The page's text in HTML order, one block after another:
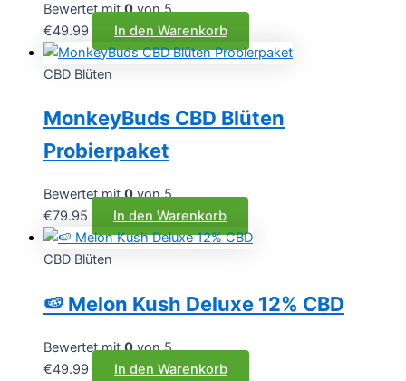
Bewertet mit0von 5
€49.99 In den Warenkorb
CBD Blüten
MonkeyBuds CBD Blüten
Probierpaket
Bewertet mit0von 5
€79.95 In den Warenkorb
CBD Blüten
🍉 Melon Kush Deluxe 12% CBD
Bewertet mit0von 5
€49.99 In den Warenkorb